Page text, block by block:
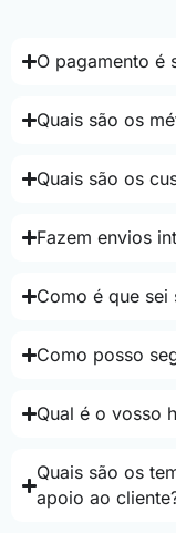
O pagamento é
Quais são os
Quais são os
Fazem envios
Como é que
Como posso
Qual é o vosso
Quais são os
apoio ao